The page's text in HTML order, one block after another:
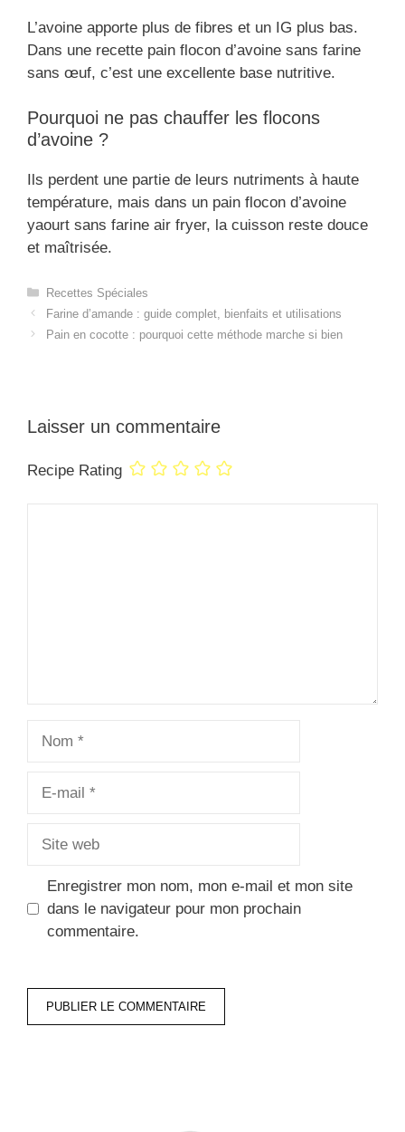
L’avoine apporte plus de fibres et un IG plus bas.
Dans une recette pain flocon d’avoine sans farine
sans œuf, c’est une excellente base nutritive.
Pourquoi ne pas chauffer les flocons
d’avoine ?
Ils perdent une partie de leurs nutriments à haute
température, mais dans un pain flocon d’avoine
yaourt sans farine air fryer, la cuisson reste douce
et maîtrisée.
Catégories
Recettes Spéciales
Farine d’amande : guide complet, bienfaits et utilisations
Pain en cocotte : pourquoi cette méthode marche si bien
Laisser un commentaire
Recipe Rating
Enregistrer mon nom, mon e-mail et mon site
dans le navigateur pour mon prochain
commentaire.